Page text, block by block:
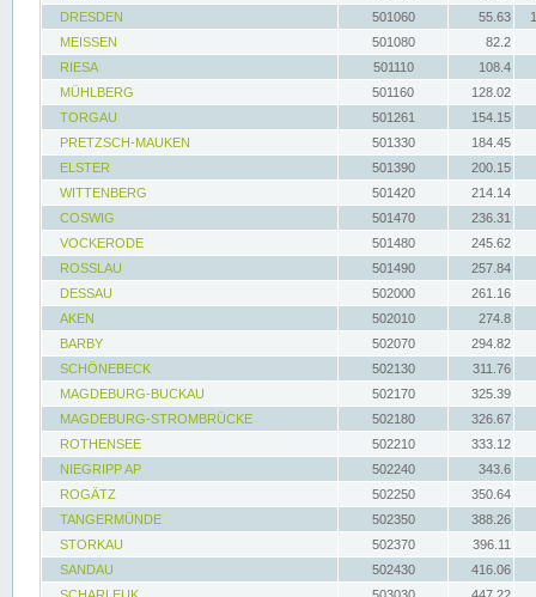
DRESDEN
501060 55.63
MEISSEN
501080
82.2
RIESA
501110
108.4
MÜHLBERG
501160
128.02
TORGAU
501261
154.15
PRETZSCH-MAUKEN
501330
184.45
ELSTER
501390
200.15
WITTENBERG
501420
214.14
COSWIG
501470
236.31
VOCKERODE
501480
245.62
ROSSLAU
501490
257.84
DESSAU
502000
261.16
AKEN
502010
274.8
BARBY
502070
294.82
SCHÖNEBECK
502130
311.76
MAGDEBURG-BUCKAU
502170
325.39
MAGDEBURG-STROMBRÜCKE
502180
326.67
ROTHENSEE
502210
333.12
NIEGRIPP AP
502240
343.6
ROGÄTZ
502250
350.64
TANGERMÜNDE
502350
388.26
STORKAU
502370
396.11
SANDAU
502430
416.06